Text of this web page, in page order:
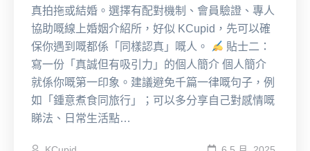
真拍拖或結婚。選擇有配對機制、會員驗證、專人
協助嘅線上婚姻介紹所，好似 KCupid，先可以確
保你遇到嘅都係「同樣認真」嘅人。
貼士二：
寫一份「真誠但有吸引力」的個人簡介 個人簡介
就係你嘅第一印象。建議避免千篇一律嘅句子，例
如「鍾意煮食同旅行」；可以多分享自己對感情嘅
睇法、日常生活點…